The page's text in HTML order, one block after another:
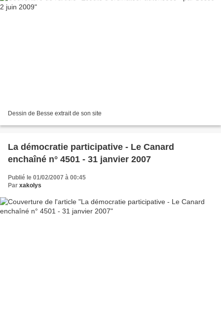
Dessin de Besse extrait de son site
La démocratie participative - Le Canard
enchaîné n° 4501 - 31 janvier 2007
Publié le 01/02/2007 à 00:45
Par xakolys